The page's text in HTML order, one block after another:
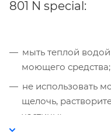
801 N special:
мыть теплой
моющего средства;
не использовать
щелочь,
частицы;